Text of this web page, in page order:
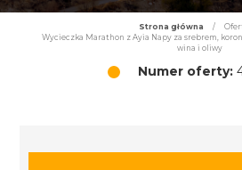
Strona główna /
Wycieczka Marathon z Ayia Napy za srebrem,
wina i oliwy
Numer oferty: